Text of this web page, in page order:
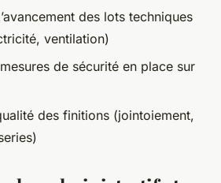
des lots techniques
ventilation)
de sécurité en place sur
des finitions (jointoiement,